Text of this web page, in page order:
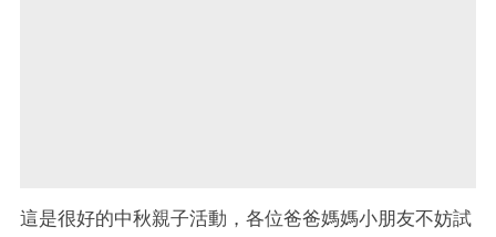
這是很好的中秋親子活動，各位爸爸媽媽小朋友不妨試